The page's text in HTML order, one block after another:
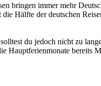
bringen immer mehr
Hälfte der deutschen
du jedoch nicht zu
Hauptferienmonate bereits